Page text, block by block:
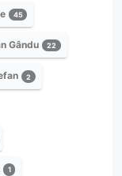
45
Gându 22
2
1